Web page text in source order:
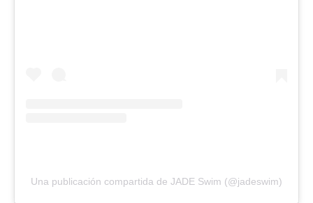
Una publicación compartida de JADE Swim (@jadeswim)